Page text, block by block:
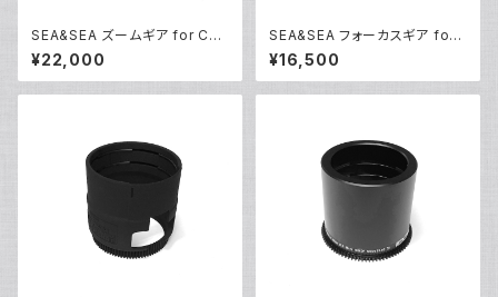
SEA&SEA ズームギア for Can
on EF17-40mm F4L USM
[31109]
¥22,000
SEA&SEA フォーカスギア for
Canon EF-S 60mm F2.8 Ma
cro USM [31126]
¥16,500